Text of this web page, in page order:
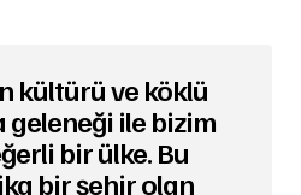
kültürü ve köklü
ile bizim
bir ülke. Bu
bir şehir olan